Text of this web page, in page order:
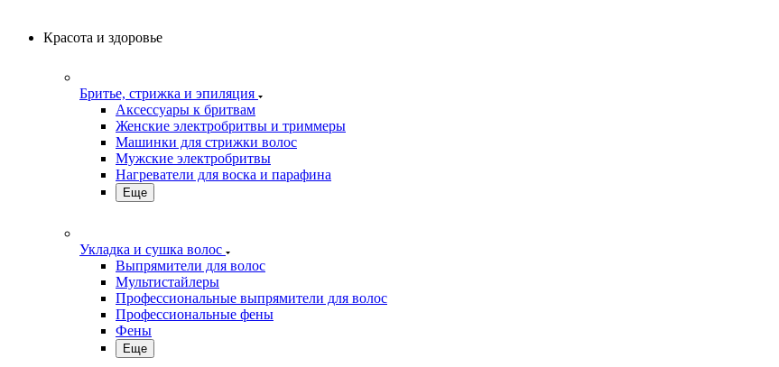
Красота и здоровье
Бритье, стрижка и эпиляция
Аксессуары к бритвам
Женские электробритвы и триммеры
Машинки для стрижки волос
Мужские электробритвы
Нагреватели для воска и парафина
Еще
Укладка и сушка волос
Выпрямители для волос
Мультистайлеры
Профессиональные выпрямители для волос
Профессиональные фены
Фены
Еще